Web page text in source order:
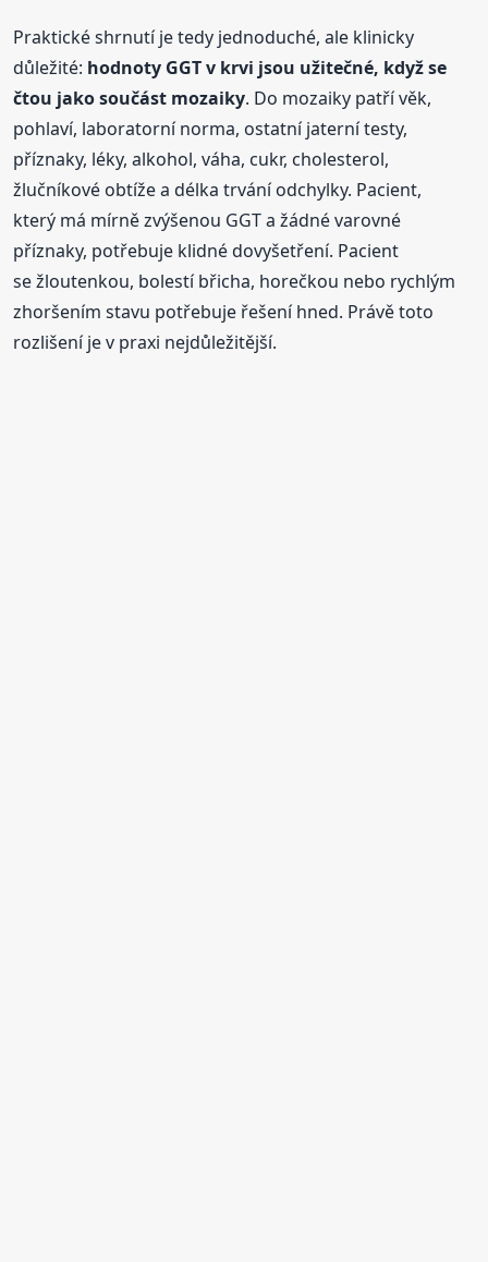
Praktické shrnutí je tedy jednoduché, ale klinicky
důležité: hodnoty GGT v krvi jsou užitečné, když se
čtou jako součást mozaiky. Do mozaiky patří věk,
pohlaví, laboratorní norma, ostatní jaterní testy,
příznaky, léky, alkohol, váha, cukr, cholesterol,
žlučníkové obtíže a délka trvání odchylky. Pacient,
který má mírně zvýšenou GGT a žádné varovné
příznaky, potřebuje klidné dovyšetření. Pacient
se žloutenkou, bolestí břicha, horečkou nebo rychlým
zhoršením stavu potřebuje řešení hned. Právě toto
rozlišení je v praxi nejdůležitější.